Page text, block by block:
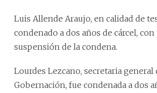
Luis Allende Araujo, en calidad de
condenado a dos años de cárcel,
suspensión de la condena.
Lourdes Lezcano, secretaria general
Gobernación, fue condenada a dos